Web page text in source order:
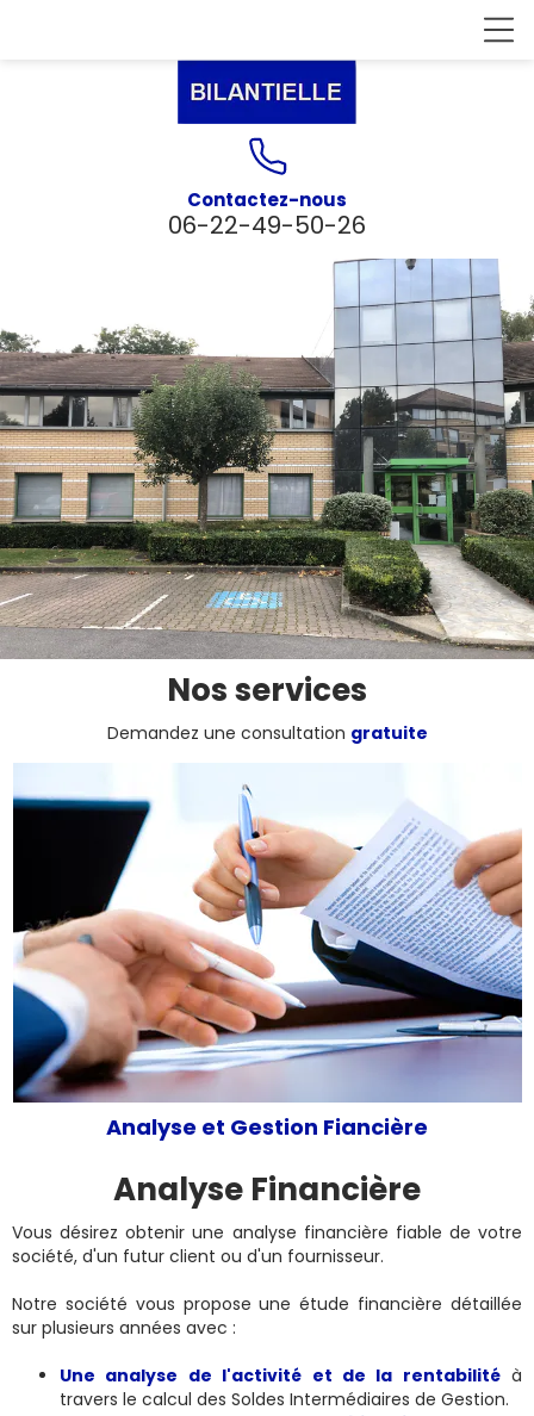
Contactez-nous
06-22-49-50-26
Nos services
Demandez une consultation gratuite
Analyse et Gestion Fiancière
Analyse Financière
Vous désirez obtenir une analyse financière fiable de votre
société, d'un futur client ou d'un fournisseur.
Notre société vous propose une étude financière détaillée
sur plusieurs années avec :
Une analyse de l'activité et de la rentabilitéà
travers le calcul des Soldes Intermédiaires de Gestion.